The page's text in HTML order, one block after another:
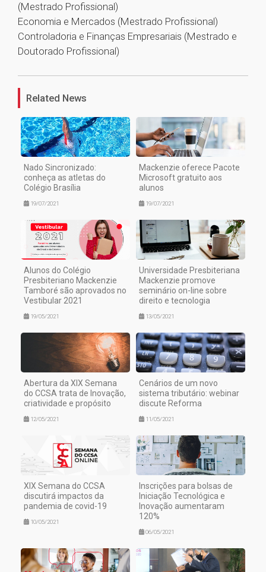
(Mestrado Profissional)
Economia e Mercados (Mestrado Profissional)
Controladoria e Finanças Empresariais (Mestrado e
Doutorado Profissional)
Related News
Nado Sincronizado:
conheça as atletas do
Colégio Brasília
19/07/2021
Mackenzie oferece Pacote
Microsoft gratuito aos
alunos
19/07/2021
Alunos do Colégio
Presbiteriano Mackenzie
Tamboré são aprovados no
Vestibular 2021
19/05/2021
Universidade Presbiteriana
Mackenzie promove
seminário on-line sobre
direito e tecnologia
13/05/2021
Abertura da XIX Semana
do CCSA trata de Inovação,
criatividade e propósito
12/05/2021
Cenários de um novo
sistema tributário: webinar
discute Reforma
11/05/2021
XIX Semana do CCSA
discutirá impactos da
pandemia de covid-19
10/05/2021
Inscrições para bolsas de
Iniciação Tecnológica e
Inovação aumentaram
120%
06/05/2021